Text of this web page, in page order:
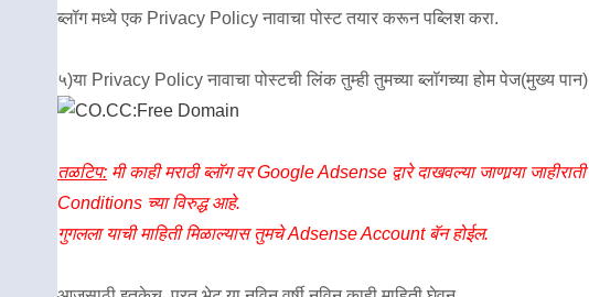
ब्लॉग मध्ये एक Privacy Policy नावाचा पोस्ट तयार करून पब्लिश करा.
५)या Privacy Policy नावाचा पोस्टची लिंक तुम्ही तुमच्या ब्लॉगच्या होम पेज(मुख्य
तळटिप: मी काही मराठी ब्लॉग वर Google Adsense द्वारे दाखवल्या जाणा‍‍र्‍या
Conditions च्या विरुद्ध आहे.
गुगलला याची माहिती मिळाल्यास तुमचे Adsense Account बॅन होईल.